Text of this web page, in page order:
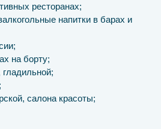
ресторанах;
напитки в барах и
на борту;
гладильной;
салона красоты;